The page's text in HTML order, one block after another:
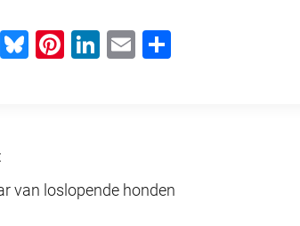
F
Bl Pi Li
n
E
van loslopende honden